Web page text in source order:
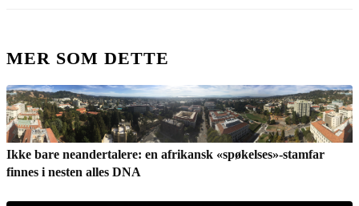
MER SOM DETTE
Ikke bare neandertalere: en afrikansk «spøkelses»-stamfar
finnes i nesten alles DNA